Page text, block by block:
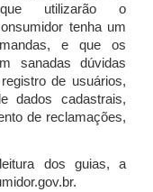
utilizarão o
tenha um
e que os
sanadas dúvidas
de usuários,
dados cadastrais,
de reclamações,
dos guias, a